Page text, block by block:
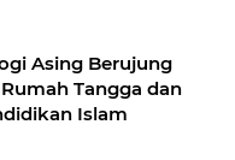
Asing Berujung
Tangga dan
Islam